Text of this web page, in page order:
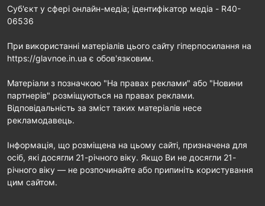
Cуб'єкт у сфері онлайн-медіа; ідентифікатор медіа - R40-
06536
При використанні матеріалів цього сайту гіперпосилання на
https://glavnoe.in.ua є обов'язковим.
Матеріали з позначкою "На правах реклами" або "Новини
партнерів" розміщуються на правах реклами.
Відповідальність за зміст таких матеріалів несе
рекламодавець.
Інформація, що розміщена на цьому сайті, призначена для
осіб, які досягли 21-річного віку. Якщо Ви не досягли 21-
річного віку — не розпочинайте або припиніть користування
цим сайтом.